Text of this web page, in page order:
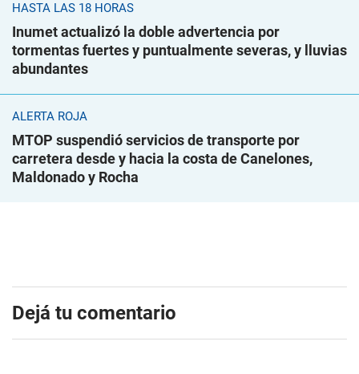
HASTA LAS 18 HORAS
Inumet actualizó la doble advertencia por
tormentas fuertes y puntualmente severas, y lluvias
abundantes
ALERTA ROJA
MTOP suspendió servicios de transporte por
carretera desde y hacia la costa de Canelones,
Maldonado y Rocha
Dejá tu comentario